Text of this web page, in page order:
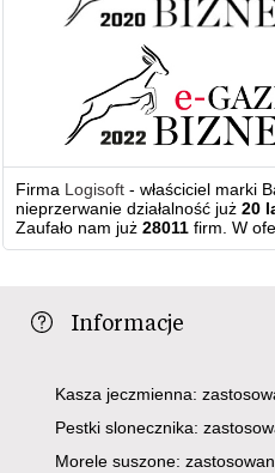
Firma Logisoft - właściciel marki
nieprzerwanie działalność już20
Zaufało nam już28011 firm. W
Informacje
Kasza jeczmienna:
Pestki slonecznika:
Morele suszone: